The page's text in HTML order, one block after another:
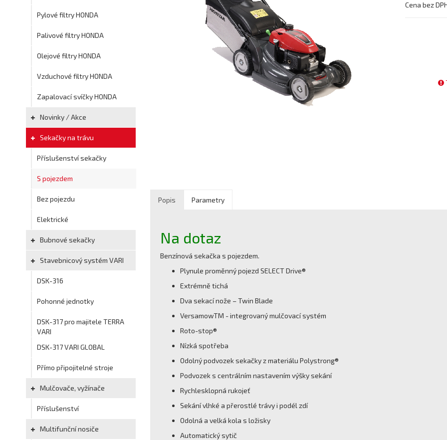
Pylové filtry HONDA
Palivové filtry HONDA
Olejové filtry HONDA
Vzduchové filtry HONDA
Zapalovací svíčky HONDA
Novinky / Akce
Sekačky na trávu
Příslušenství sekačky
S pojezdem
Bez pojezdu
Elektrické
Bubnové sekačky
Stavebnicový systém VARI
DSK-316
Pohonné jednotky
DSK-317 pro majitele TERRA
VARI
DSK-317 VARI GLOBAL
Přímo připojitelné stroje
Mulčovače, vyžínače
Příslušenství
Multifunční nosiče
Cena bez
Popis Parametry
Na dotaz
Benzínová sekačka s pojezdem.
Plynule proměnný pojezd SELECT Drive®
Extrémně tichá
Dva sekací nože – Twin Blade
VersamowTM - integrovaný mulčovací systém
Roto-stop®
Nízká spotřeba
Odolný podvozek sekačky z materiálu Polystrong®
Podvozek s centrálním nastavením výšky sekání
Rychlesklopná rukojeť
Sekání vlhké a přerostlé trávy i podél zdí
Odolná a velká kola s ložisky
Automatický sytič